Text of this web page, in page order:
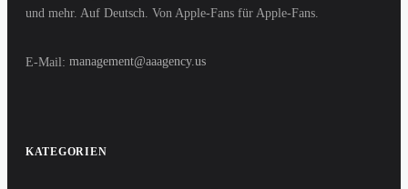
und mehr. Auf Deutsch. Von Apple-Fans für Apple-Fans.
E-Mail: management@aaagency.us
KATEGORIEN